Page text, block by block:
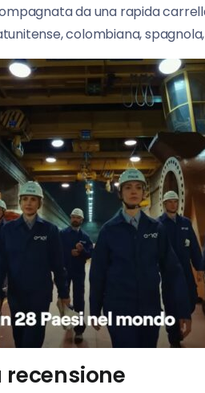
da una rapida
colombiana,
recensione